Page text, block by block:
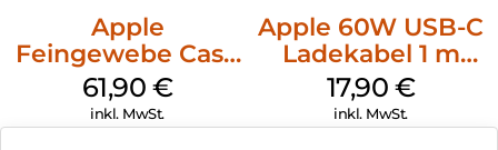
Apple
Feingewebe Case
iPhone 15 Pro
MagSafe Schwarz
61,90 €
inkl. MwSt.
Apple 60W USB-C
Ladekabel 1 m
Weiß
17,90 €
inkl. MwSt.